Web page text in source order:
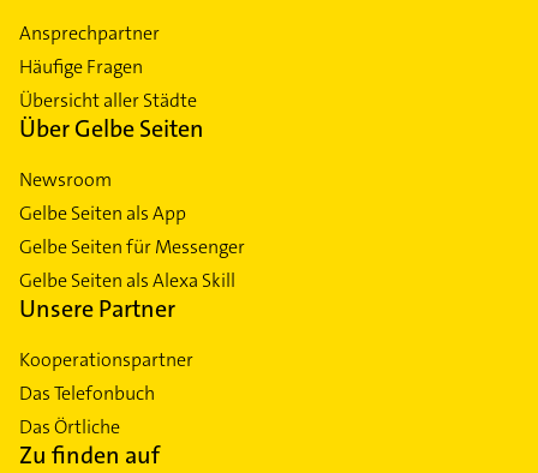
Ansprechpartner
Häufige Fragen
Übersicht aller Städte
Über Gelbe Seiten
Newsroom
Gelbe Seiten als App
Gelbe Seiten für Messenger
Gelbe Seiten als Alexa Skill
Unsere Partner
Kooperationspartner
Das Telefonbuch
Das Örtliche
Zu finden auf